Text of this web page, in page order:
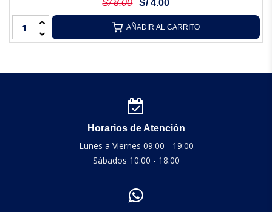
S/ 8.00 S/ 4.00
AÑADIR AL CARRITO
Horarios de Atención
Lunes a Viernes 09:00 - 19:00
Sábados 10:00 - 18:00